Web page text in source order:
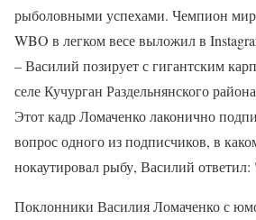
рыболовными успехами. Чемпион
WBO в легком весе выложил в
– Василий позирует с гигантским
селе Кучурган Раздельнянского
Этот кадр Ломаченко лаконично
вопрос одного из подписчиков, в
нокаутировал рыбу, Василий
Поклонники Василия Ломаченко с